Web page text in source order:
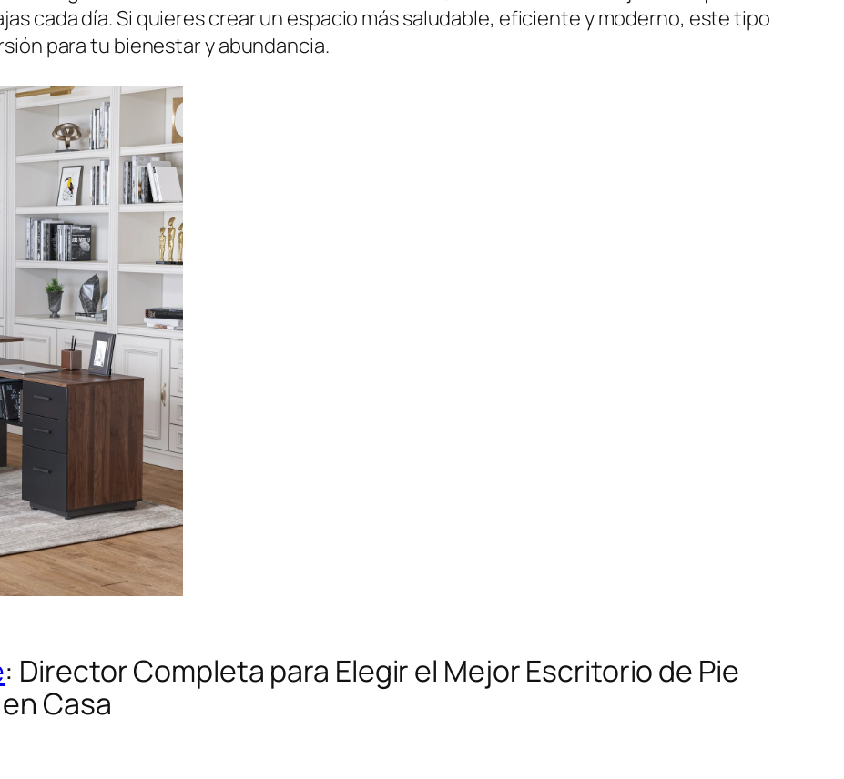
cada día. Si quieres crear un espacio más saludable, eficiente y moderno, este tipo
para tu bienestar y abundancia.
: Director Completa para Elegir el Mejor Escritorio de Pie
Casa